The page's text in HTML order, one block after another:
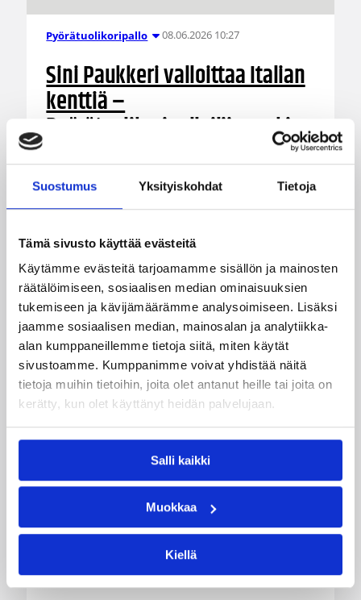
Suostumus Yksityiskohdat Tietoja
Tämä sivusto käyttää evästeitä
Käytämme evästeitä tarjoamamme sisällön ja mainosten
räätälöimiseen, sosiaalisen median ominaisuuksien
tukemiseen ja kävijämäärämme analysoimiseen. Lisäksi
jaamme sosiaalisen median, mainosalan ja analytiikka-
alan kumppaneillemme tietoja siitä, miten käytät
sivustoamme. Kumppanimme voivat yhdistää näitä
tietoja muihin tietoihin, joita olet antanut heille tai joita on
kerätty, kun olet käyttänyt heidän palvelujaan.
Salli kaikki
Muokkaa
Kiellä
Pyörätuolikoripallo 08.06.2026 10:27
Sini Paukkeri valloittaa Italian
kenttiä –
Pyörätuolikoripalloilijan arki
on täynnä työtä ja tavoitteita
Firenzen historiallinen kaupunki on tullut
tutuksi suomalaiselle pyörätuolikoripalloilija
maailman huippua, päivät rytmittyvät kovan
treenin, opintojen ja kulttuuristen
sopeutumisten ympärille.
Pyörätuolikoripallo12.09.2025 17:19